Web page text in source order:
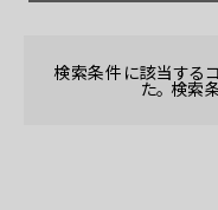
検索条件に該当する
た。 検索